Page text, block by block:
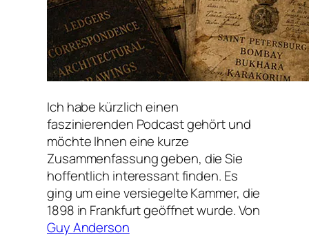
Ich habe kürzlich einen
faszinierenden Podcast gehört und
möchte Ihnen eine kurze
Zusammenfassung geben, die Sie
hoffentlich interessant finden. Es
ging um eine versiegelte Kammer, die
1898 in Frankfurt geöffnet wurde. Von
Guy Anderson